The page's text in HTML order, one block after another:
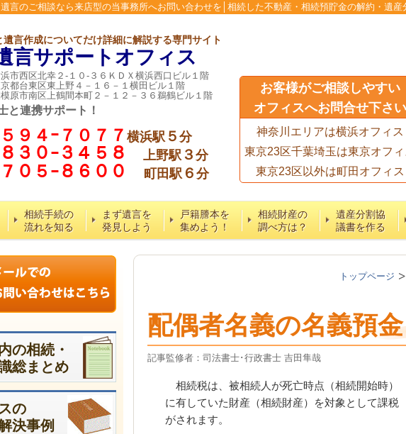
言のご相談なら来店型の当事務所へお問い合わせを│相続した不動産・相続預貯金の解約・遺
遺言作成についてだけ詳細に解説する専門サイト
言サポートオフィス
市西区北幸２-１０-３６ＫＤＸ横浜西口ビル１階
都台東区東上野４－１６－１横田ビル１階
原市南区上鶴間本町２－１２－３６鵜鶴ビル１階
と連携サポート！
９４ｰ７０７７ 横浜駅 ５ 分
３０ｰ３４５８ 上野駅 ３ 分
０５ｰ８６００ 町田駅 ６ 分
お客様がご相談しやすい
オフィスへお問合せ下さい
神奈川エリアは横浜オフィス
東京23区千葉埼玉は東京オフィ
東京23区以外は町田オフィス
相続手続の
流れを知る
まず遺言を
発見しよう
戸籍謄本を
集めよう！
相続財産の
調べ方は？
遺産分割協
議書を作る
トップページ
配偶者名義の名義預
記事監修者：司法書士･行政書士 吉田隼哉
相続税は、被相続人が死亡時点（相続開始時）
に有していた財産（相続財産）を対象として課税
がされます。
の相続・
総まとめ
の
決事例